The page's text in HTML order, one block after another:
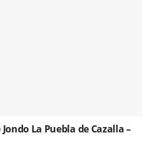
La Puebla de Cazalla –